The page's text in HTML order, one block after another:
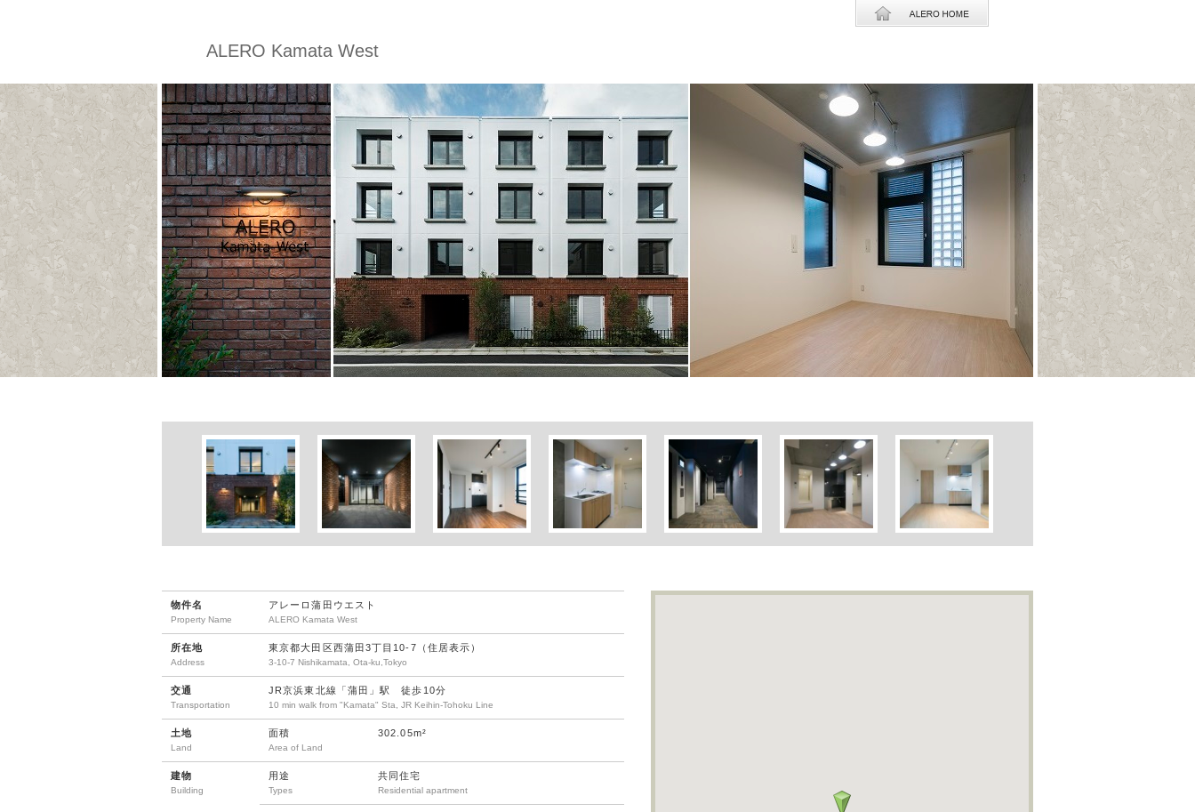
ALERO Kamata West
物件名
Property Name
アレーロ蒲田ウエスト
ALERO Kamata West
所在地
Address
東京都大田区西蒲田3丁目10-7（住居表示）
3-10-7 Nishikamata, Ota-ku,Tokyo
交通
Transportation
JR京浜東北線「蒲田」駅 徒歩10分
10 min walk from "Kamata" Sta, JR Keihin-Tohoku Line
土地
Land
面積
Area of Land
302.05m²
建物
Building
用途
Types
共同住宅
Residential apartment